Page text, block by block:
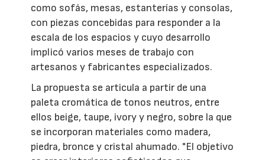
como sofás, mesas, estanterías y consolas,
con piezas concebidas para responder a la
escala de los espacios y cuyo desarrollo
implicó varios meses de trabajo con
artesanos y fabricantes especializados.
La propuesta se articula a partir de una
paleta cromática de tonos neutros, entre
ellos beige, taupe, ivory y negro, sobre la que
se incorporan materiales como madera,
piedra, bronce y cristal ahumado. "El objetivo